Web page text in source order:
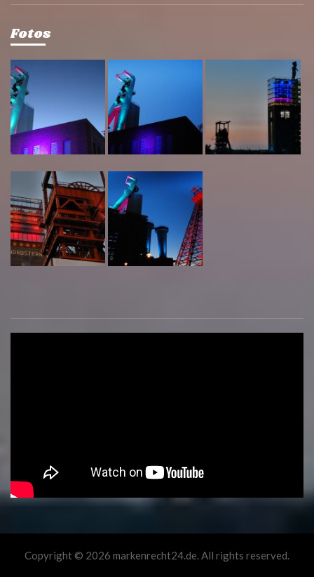
Fotos
Copyright © 2026 markenrecht24.de. All rights reserved.